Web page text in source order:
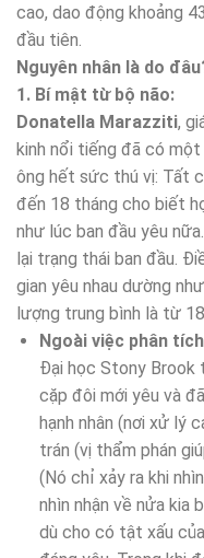
cao, dao động khoảng
đầu tiên.
Nguyên nhân là do
1. Bí mật từ bộ não:
Donatella Marazziti,
kinh nổi tiếng đã có
ông hết sức thú vị: Tất
đến 18 tháng cho biết
như lúc ban đầu yêu
lại trạng thái ban đầu.
gian yêu nhau dường
lượng trung bình là từ
Ngoài việc phân
Đại học Stony Brook
cặp đôi mới yêu và
hạnh nhân (nơi xử lý
trán (vị thẩm phán
(Nó chỉ xảy ra khi
nhìn nhận về nửa kia
dù cho có tật xấu